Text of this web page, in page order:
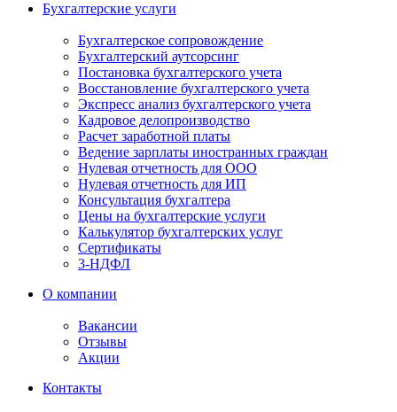
Бухгалтерские услуги
Бухгалтерское сопровождение
Бухгалтерский аутсорсинг
Постановка бухгалтерского учета
Восстановление бухгалтерского учета
Экспресс анализ бухгалтерского учета
Кадровое делопроизводство
Расчет заработной платы
Ведение зарплаты иностранных граждан
Нулевая отчетность для ООО
Нулевая отчетность для ИП
Консультация бухгалтера
Цены на бухгалтерские услуги
Калькулятор бухгалтерских услуг
Сертификаты
3-НДФЛ
О компании
Вакансии
Отзывы
Акции
Контакты